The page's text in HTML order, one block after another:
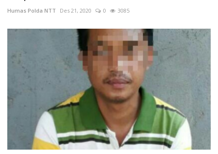
Humas Polda NTT Des 21, 2020 0 3085